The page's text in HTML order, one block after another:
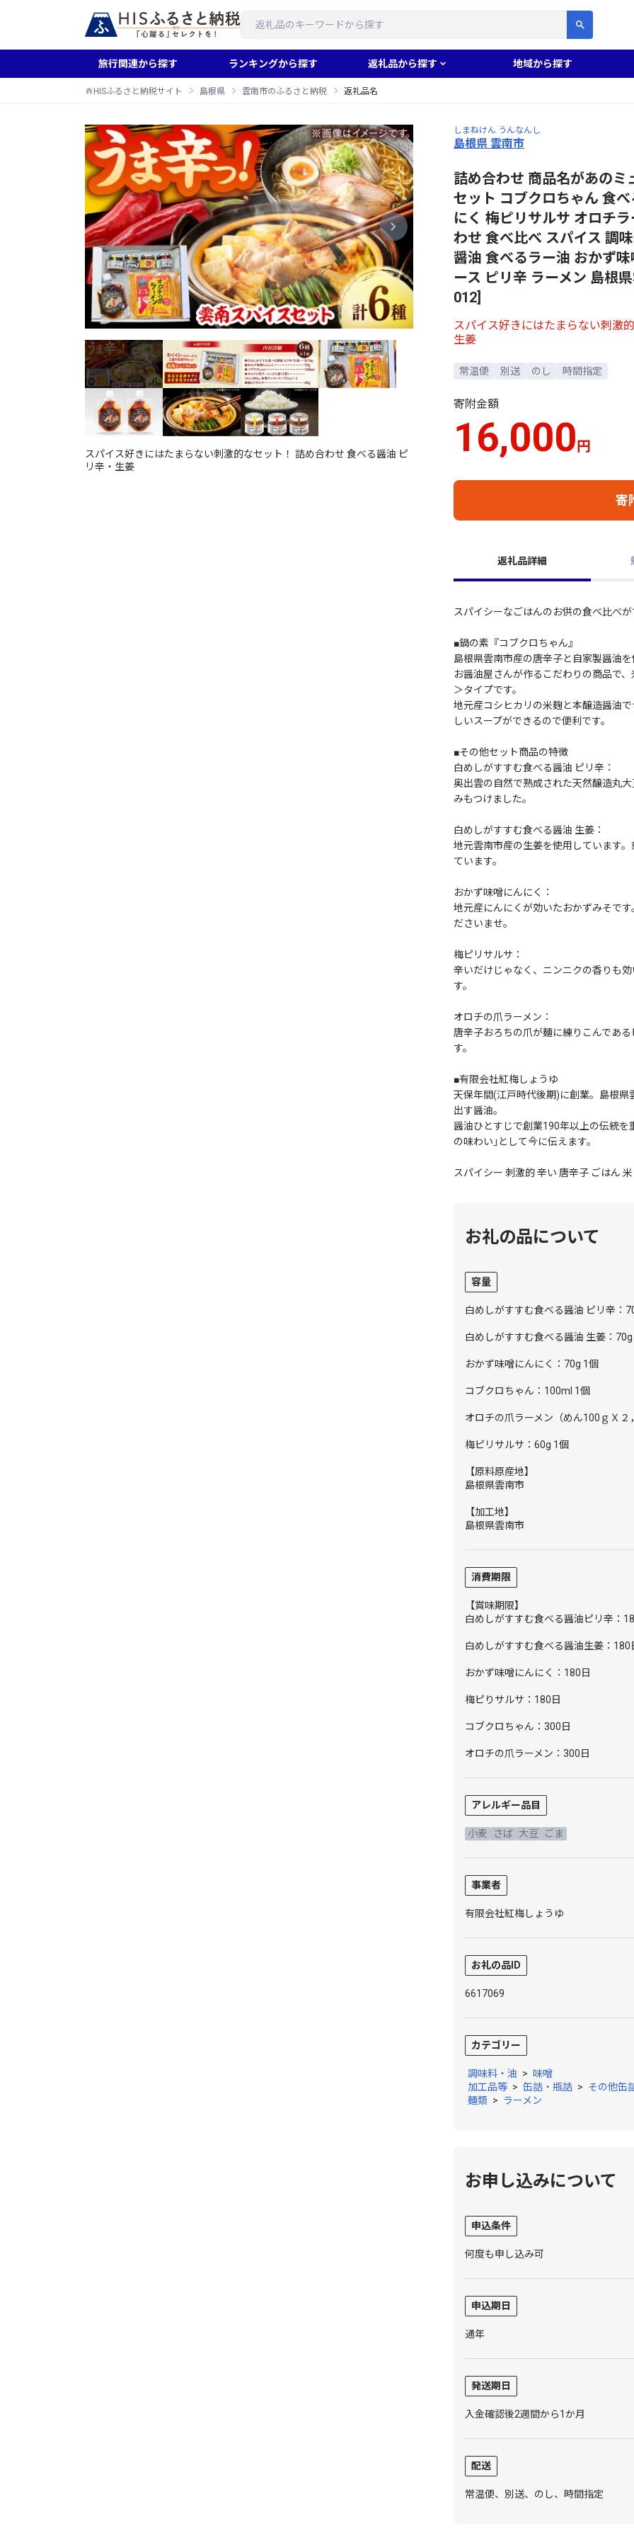
旅行関連から探す ランキングから探す 返礼品から探す 地域から探す
HISふるさと納税サイト 島根県 雲南市のふるさと納税 返礼品名
スパイス好きにはたまらない刺激的なセット！ 詰め合わせ 食べる醤油 ピ
リ辛・生姜
しまねけん うんなんし
島根県 雲南市
詰め合わせ 商品名があのミ
セット コブクロちゃん 食
にく 梅ピリサルサ オロチ
わせ 食べ比べ スパイス 調
醤油 食べるラー油 おかず
ース ピリ辛 ラーメン 島根
012]
スパイス好きにはたまらない刺激
生姜
常温便 別送 のし 時間指定
寄附金額
16,000円
寄
返礼品詳細
スパイシーなごはんのお供の食べ比べ
■鍋の素『コブクロちゃん』
島根県雲南市産の唐辛子と自家製醤油
お醤油屋さんが作るこだわりの商品で
＞タイプです。
地元産コシヒカリの米麹と本醸造醤油
しいスープができるので便利です。
■その他セット商品の特徴
白めしがすすむ食べる醤油 ピリ辛：
奥出雲の自然で熟成された天然醸造丸
みもつけました。
白めしがすすむ食べる醤油 生姜：
地元雲南市産の生姜を使用しています
ています。
おかず味噌にんにく：
地元産にんにくが効いたおかずみそで
ださいませ。
梅ピリサルサ：
辛いだけじゃなく、ニンニクの香りも
す。
オロチの爪ラーメン：
唐辛子おろちの爪が麺に練りこんであ
す。
■有限会社紅梅しょうゆ
天保年間(江戸時代後期)に創業。島根
出す醤油。
醤油ひとすじで創業190年以上の伝統
の味わい｣として今に伝えます。
スパイシー 刺激的 辛い 唐辛子 ごはん
お礼の品について
容量
白めしがすすむ食べる醤油 ピリ辛：
白めしがすすむ食べる醤油 生姜：
おかず味噌にんにく：70g 1個
コブクロちゃん：100ml 1個
オロチの爪ラーメン（めん100ｇＸ
梅ピリサルサ：60g 1個
【原料原産地】
島根県雲南市
【加工地】
島根県雲南市
消費期限
【賞味期限】
白めしがすすむ食べる醤油ピリ辛：
白めしがすすむ食べる醤油生姜：180
おかず味噌にんにく：180日
梅ピりサルサ：180日
コブクロちゃん：300日
オロチの爪ラーメン：300日
アレルギー品目
小麦 さば 大豆 ごま
事業者
有限会社紅梅しょうゆ
お礼の品ID
6617069
カテゴリー
調味料・油 > 味噌
加工品等 > 缶詰・瓶詰 > その他缶
麺類 > ラーメン
お申し込みについて
申込条件
何度も申し込み可
申込期日
通年
発送期日
入金確認後2週間から1か月
配送
常温便、別送、のし、時間指定